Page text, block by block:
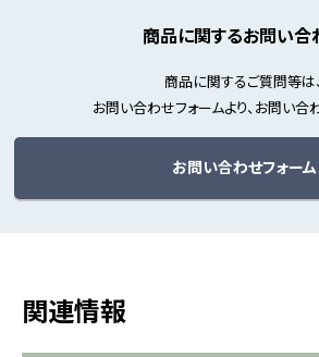
商品に関するお問い合
商品に関するご質問等は、
お問い合わせフォームより、お問い合
お問い合わせフォーム
関連情報